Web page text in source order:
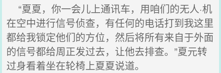
“夏夏，你一会儿上通讯车，用咱们的无人·机
在空中进行信号侦查，有任何的电话打到我这里
都给我锁定他们的方位，然后将所有来自于外面
的信号都给周正发过去，让他去排查。”夏元转
过身看着坐在轮椅上夏夏说道。